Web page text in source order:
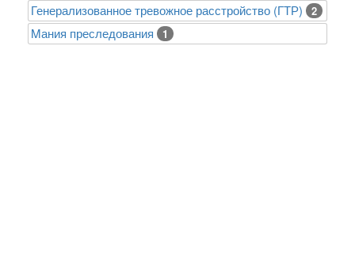
Генерализованное тревожное расстройство (ГТР) 2
Mания преследования 1